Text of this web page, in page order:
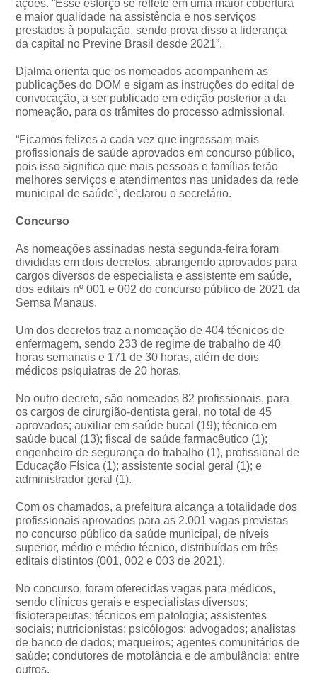
ações. “Esse esforço se reflete em uma maior cobertura
e maior qualidade na assistência e nos serviços
prestados à população, sendo prova disso a liderança
da capital no Previne Brasil desde 2021”.
Djalma orienta que os nomeados acompanhem as
publicações do DOM e sigam as instruções do edital de
convocação, a ser publicado em edição posterior a da
nomeação, para os trâmites do processo admissional.
“Ficamos felizes a cada vez que ingressam mais
profissionais de saúde aprovados em concurso público,
pois isso significa que mais pessoas e famílias terão
melhores serviços e atendimentos nas unidades da rede
municipal de saúde”, declarou o secretário.
Concurso
As nomeações assinadas nesta segunda-feira foram
divididas em dois decretos, abrangendo aprovados para
cargos diversos de especialista e assistente em saúde,
dos editais nº 001 e 002 do concurso público de 2021 da
Semsa Manaus.
Um dos decretos traz a nomeação de 404 técnicos de
enfermagem, sendo 233 de regime de trabalho de 40
horas semanais e 171 de 30 horas, além de dois
médicos psiquiatras de 20 horas.
No outro decreto, são nomeados 82 profissionais, para
os cargos de cirurgião-dentista geral, no total de 45
aprovados; auxiliar em saúde bucal (19); técnico em
saúde bucal (13); fiscal de saúde farmacêutico (1);
engenheiro de segurança do trabalho (1), profissional de
Educação Física (1); assistente social geral (1); e
administrador geral (1).
Com os chamados, a prefeitura alcança a totalidade dos
profissionais aprovados para as 2.001 vagas previstas
no concurso público da saúde municipal, de níveis
superior, médio e médio técnico, distribuídas em três
editais distintos (001, 002 e 003 de 2021).
No concurso, foram oferecidas vagas para médicos,
sendo clínicos gerais e especialistas diversos;
fisioterapeutas; técnicos em patologia; assistentes
sociais; nutricionistas; psicólogos; advogados; analistas
de banco de dados; maqueiros; agentes comunitários de
saúde; condutores de motolância e de ambulância; entre
outros.